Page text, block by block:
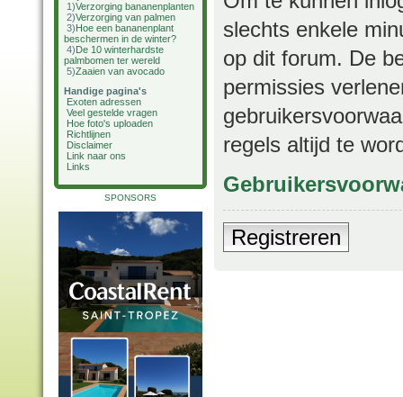
1)Verzorging bananenplanten
2)Verzorging van palmen
3)Hoe een bananenplant
beschermen in de winter?
4)De 10 winterhardste
palmbomen ter wereld
5)Zaaien van avocado
Handige pagina's
Exoten adressen
Veel gestelde vragen
Hoe foto's uploaden
Richtlijnen
Disclaimer
Link naar ons
Links
SPONSORS
slechts enkele
op dit forum. De
permissies
regels altijd te
Registreren